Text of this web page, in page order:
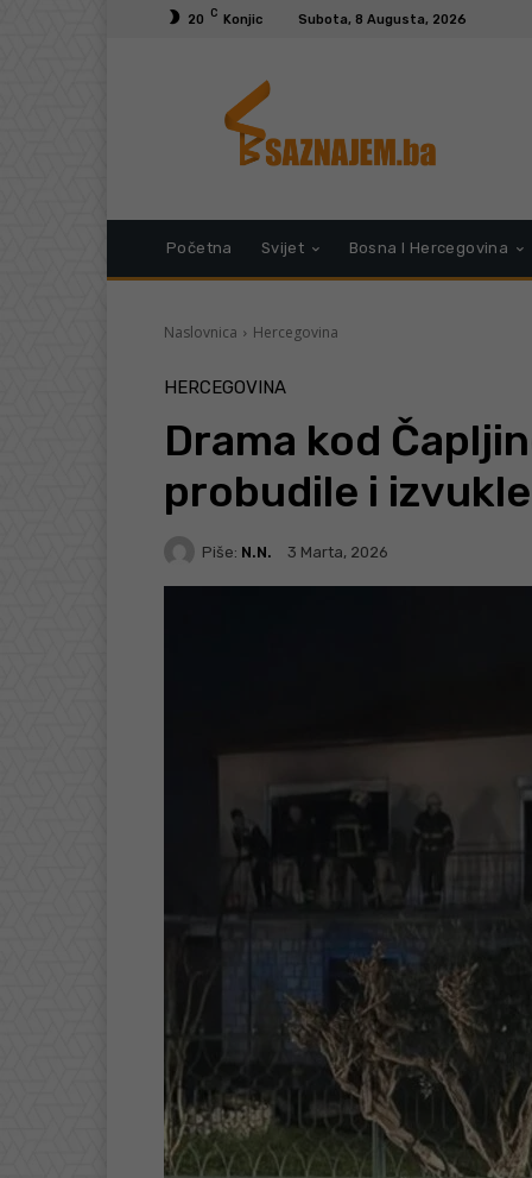
20 C Konjic Subota, 8 Augusta, 2026
Početna Svijet Bosna I Hercegovina
Naslovnica Hercegovina
HERCEGOVINA
Drama kod
probudile i
Piše: N.N. 3 Marta, 2026